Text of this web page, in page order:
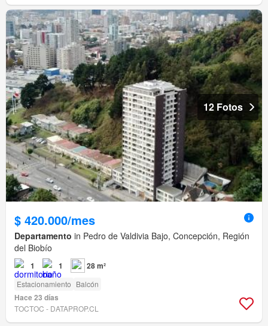
12 Fotos
$ 420.000/mes
Departamento in Pedro de Valdivia Bajo, Concepción, Región
del Biobío
1 1 28 m²
Estacionamiento Balcón
Hace 23 días
TOCTOC - DATAPROP.CL